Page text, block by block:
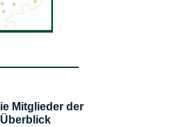
Mitglieder der